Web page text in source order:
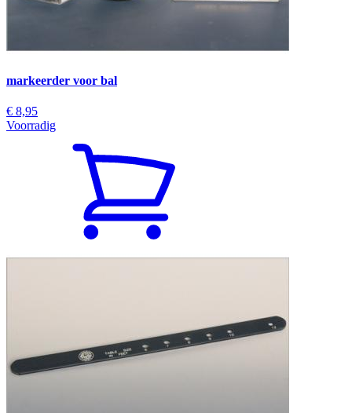
markeerder voor bal
€ 8,95
Voorradig